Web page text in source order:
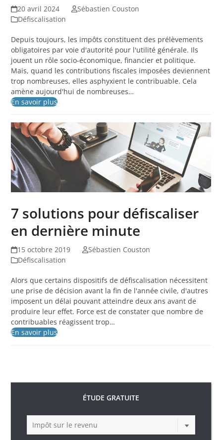
20 avril 2024
Sébastien Couston
Défiscalisation
Depuis toujours, les impôts constituent des prélèvements
obligatoires par voie d'autorité pour l'utilité générale. Ils
jouent un rôle socio-économique, financier et politique.
Mais, quand les contributions fiscales imposées deviennent
trop nombreuses, elles asphyxient le contribuable. Cela
amène aujourd'hui de nombreuses…
En savoir plus
7 solutions pour défiscaliser
en dernière minute
15 octobre 2019
Sébastien Couston
Défiscalisation
Alors que certains dispositifs de défiscalisation nécessitent
une prise de décision avant la fin de l'année civile, d'autres
imposent un délai pouvant atteindre deux ans avant de
produire leur effet. Force est de constater que nombre de
contribuables réagissent trop…
En savoir plus
ÉTUDE GRATUITE
Impôt sur le revenu